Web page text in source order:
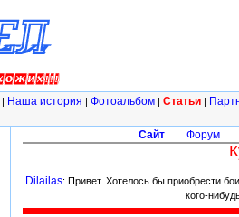
| Наша история | Фотоальбом | Статьи |
Сайт Форум
Dilailas: Привет. Хотелось бы приобрести
кого-